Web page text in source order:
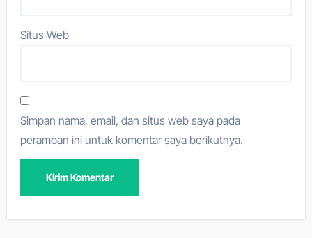
Situs Web
Simpan nama, email, dan situs web saya pada
peramban ini untuk komentar saya berikutnya.